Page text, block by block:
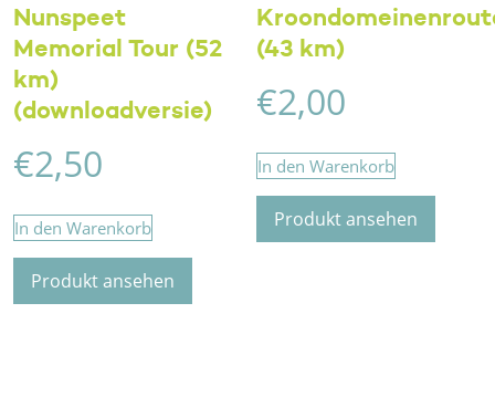
Nunspeet
Memorial Tour (52
km)
(downloadversie)
€2,50
In den Warenkorb
Produkt ansehen
(43 km)
€2,00
In den Warenkorb
Produkt ansehen